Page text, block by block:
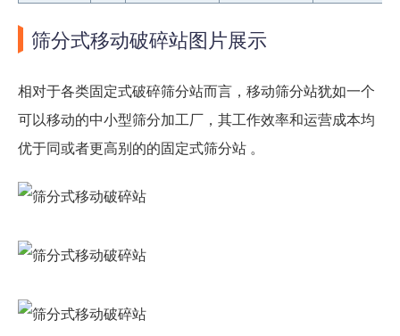
筛分式移动破碎站图片展示
相对于各类固定式破碎筛分站而言，移动筛分站犹如一个
可以移动的中小型筛分加工厂，其工作效率和运营成本均
优于同或者更高别的的固定式筛分站 。